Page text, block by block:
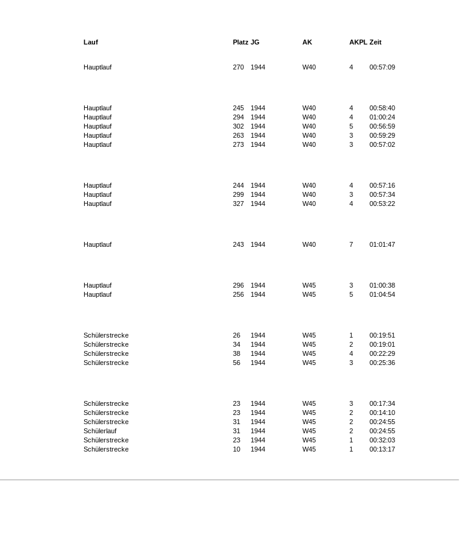
Lauf Platz JG AK AKPL Zeit
Hauptlauf 270 1944 W40 4 00:57:09
Hauptlauf 245 1944 W40 4
00:58:40
Hauptlauf 294 1944 W40 4
01:00:24
Hauptlauf 302 1944 W40 5
00:56:59
Hauptlauf 263 1944 W40 3
00:59:29
Hauptlauf 273 1944 W40 3 00:57:02
Hauptlauf 244 1944 W40 4
00:57:16
Hauptlauf 299 1944 W40 3
00:57:34
Hauptlauf 327 1944 W40 4 00:53:22
Hauptlauf 243 1944 W40 7 01:01:47
Hauptlauf 296 1944 W45 3
01:00:38
Hauptlauf 256 1944 W45 5 01:04:54
Schülerstrecke 26 1944 W45 1
00:19:51
Schülerstrecke 34 1944 W45 2
00:19:01
Schülerstrecke 38 1944 W45 4
00:22:29
Schülerstrecke 56 1944 W45 3 00:25:36
Schülerstrecke 23 1944 W45 3
00:17:34
Schülerstrecke 23 1944 W45 2
00:14:10
Schülerstrecke 31 1944 W45 2
00:24:55
Schülerlauf 31 1944 W45 2
00:24:55
Schülerstrecke 23 1944 W45 1
00:32:03
Schülerstrecke 10 1944 W45 1 00:13:17